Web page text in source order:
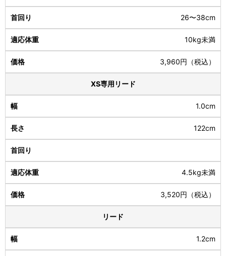
26〜38cm
10kg未満
3,960円（税込）
XS専用リード
1.0cm
122cm
4.5kg未満
3,520円（税込）
リード
1.2cm